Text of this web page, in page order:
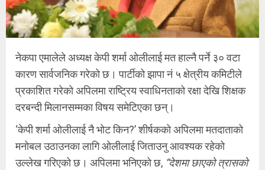
नेकपा एमालेले अध्यक्ष केपी शर्मा ओलीलाई मत हाल्नै पर्ने ३० वटा
कारण सार्वजनिक गरेको छ। पार्टीको झापा नं ५ क्षेत्रीय कमिटीले
प्रकाशित गरेको अपिलमा राष्ट्रिय स्वाधिनताको रक्षा देखि शिक्षक
दरबन्दी मिलानसम्मका विषय समेटिएका छन्।
‘केपी शर्मा ओलीलाई नै भोट किन?’ शीर्षकको अपिलमा मतदाताको
मनोबल उठाउनका लागि ओलीलाई जिताउनु आवश्यक रहेको
उल्लेख गरिएको छ। अपिलमा भनिएको छ, “देशमा छाएको त्रासको